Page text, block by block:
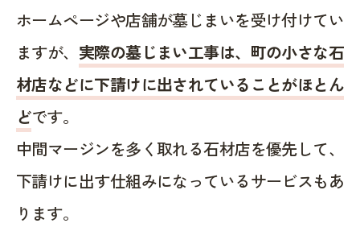
ホームページや店舗が墓じまいを受け付けてい
ますが、 実際の墓じまい工事は、町の小さな石
材店などに下請けに出されていることがほとん
どです。
中間マージンを多く取れる石材店を優先して、
下請けに出す仕組みになっているサービスもあ
ります。